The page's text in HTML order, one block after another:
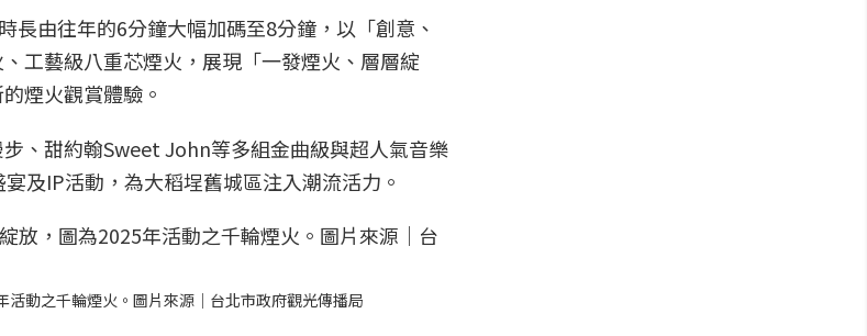
由往年的6分鐘大幅加碼至8分鐘，以「創意、
工藝級八重芯煙火，展現「一發煙火、層層綻
煙火觀賞體驗。
、甜約翰Sweet John等多組金曲級與超人氣音樂
及IP活動，為大稻埕舊城區注入潮流活力。
動之千輪煙火。圖片來源｜台北市政府觀光傳播局